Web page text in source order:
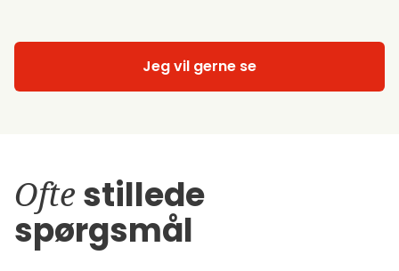
Jeg vil gerne se
Ofte stillede
spørgsmål